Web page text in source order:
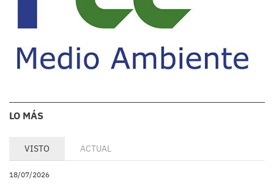
LO MÁS
VISTO ACTUAL
18/07/2026